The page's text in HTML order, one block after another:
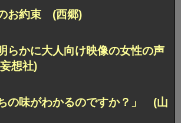
お約束 (西郷)
らかに大人向け映像の女性の声
想社)
の味がわかるのですか？」 (山